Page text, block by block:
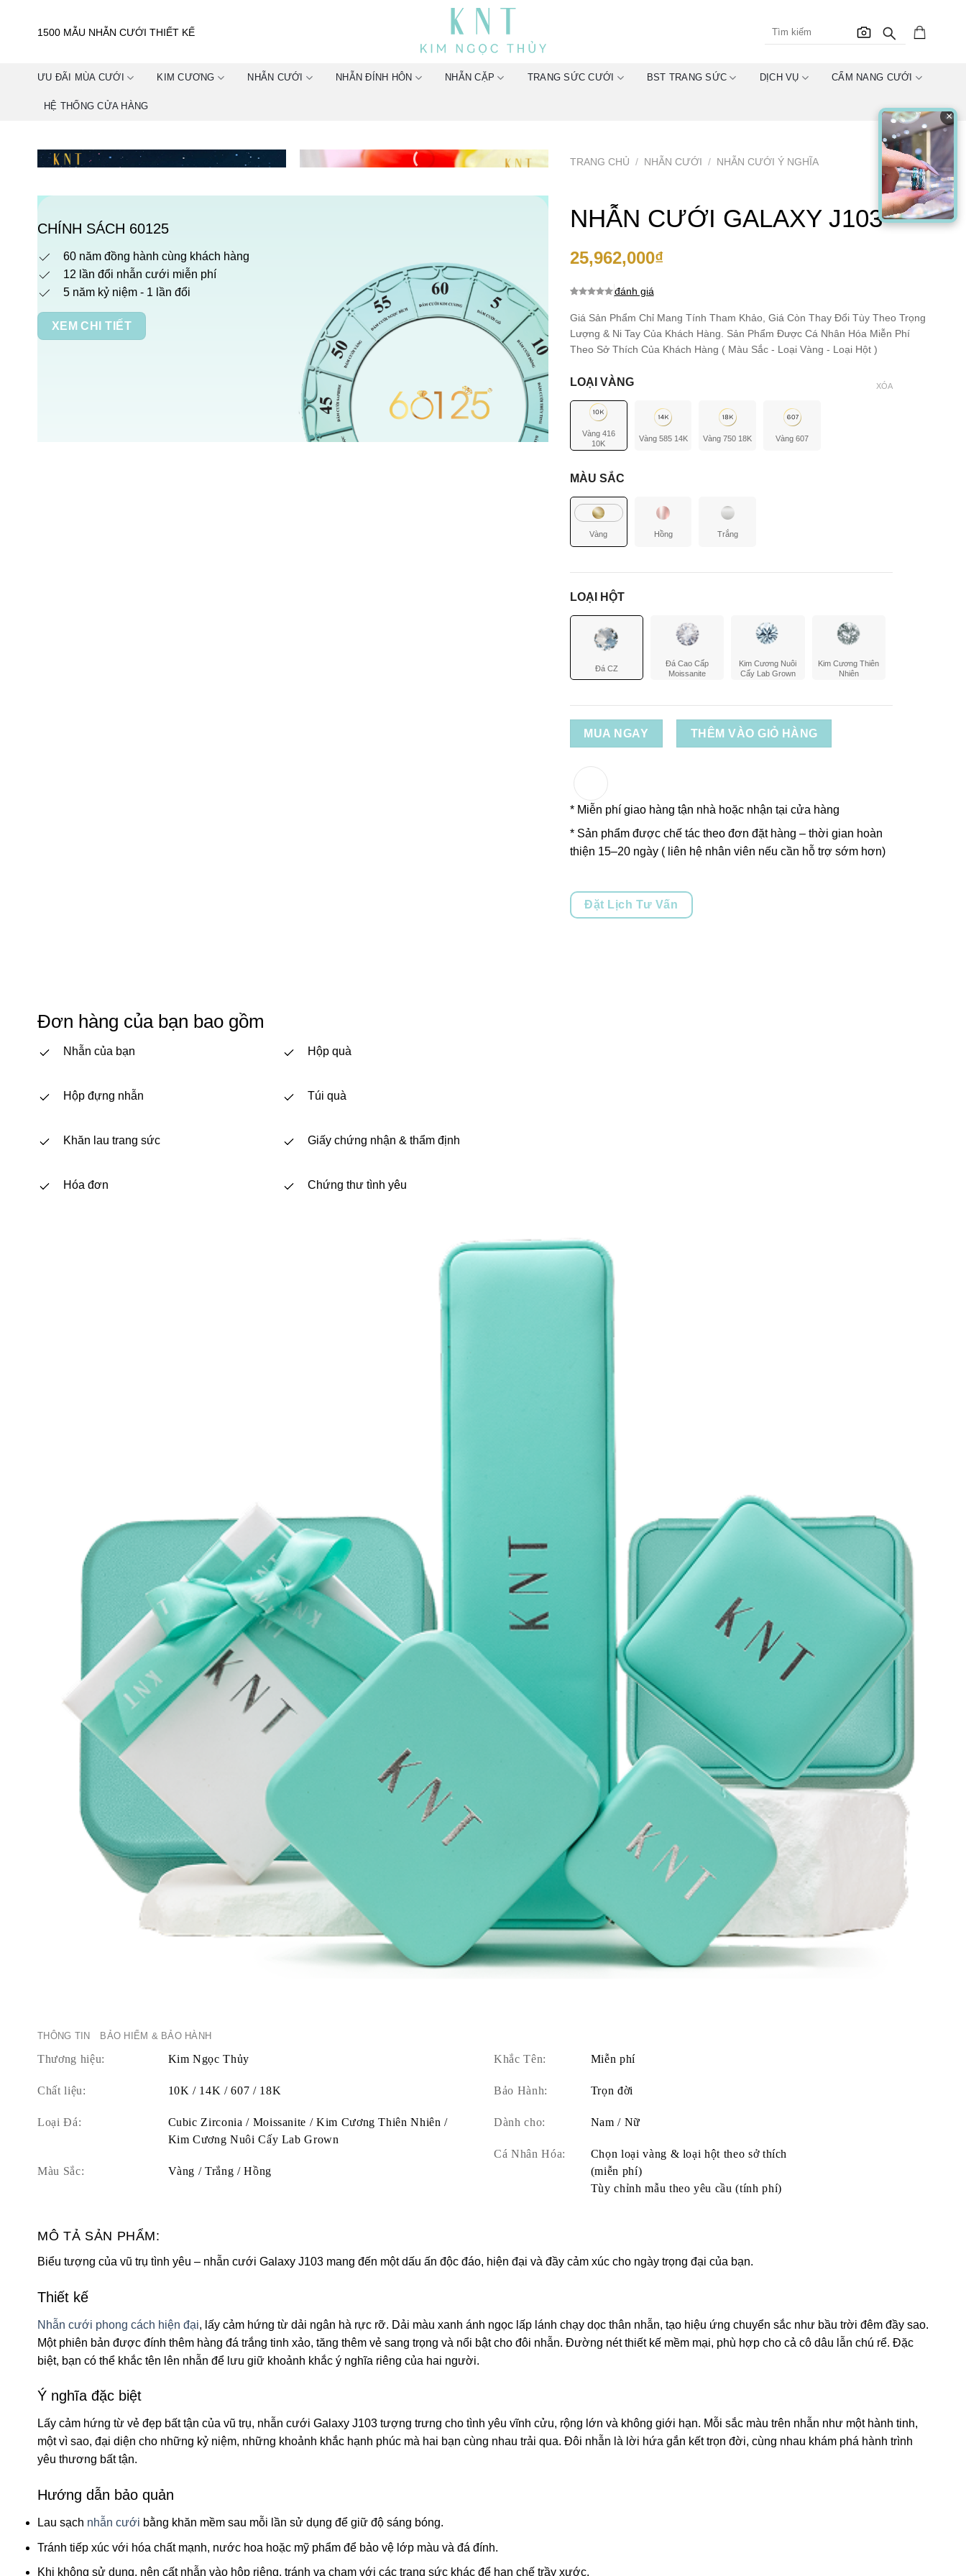
1500 MẪU NHẪN CƯỚI THIẾT KẾ
ƯU ĐÃI MÙA CƯỚI KIM CƯƠNG NHẪN CƯỚI NHẪN ĐÍNH HÔN NHẪN CẶP TRANG SỨC CƯỚI BST TRANG SỨC DỊCH VỤ CẨM NANG CƯỚI
HỆ THỐNG CỬA HÀNG
CHÍNH SÁCH 60125
60 năm đồng hành cùng khách hàng
12 lần đổi nhẫn cưới miễn phí
5 năm kỷ niệm - 1 lần đổi
XEM CHI TIẾT
TRANG CHỦ / NHẪN CƯỚI / NHẪN CƯỚI Ý NGHĨA
NHẪN CƯỚI GALAXY J103
25,962,000₫
dựa trên
đánh giá
đánh giá
Giá Sản Phẩm Chỉ Mang Tính Tham Khảo, Giá Còn Thay Đổi Tùy Theo Trọng
Lượng & Ni Tay Của Khách Hàng. Sản Phẩm Được Cá Nhân Hóa Miễn Phí
Theo Sở Thích Của Khách Hàng ( Màu Sắc - Loại Vàng - Loại Hột )
LOẠI VÀNG
Vàng 416
10K
Vàng 585 14K Vàng 750 18K Vàng 607
MÀU SẮC
Vàng Hồng Trắng
LOẠI HỘT
Đá CZ
Đá Cao Cấp
Moissanite
Kim Cương Nuôi
Cấy Lab Grown
Kim Cương Thiên
Nhiên
XÓA
MUA NGAY THÊM VÀO GIỎ HÀNG
* Miễn phí giao hàng tận nhà hoặc nhận tại cửa hàng
* Sản phẩm được chế tác theo đơn đặt hàng – thời gian hoàn
thiện 15–20 ngày ( liên hệ nhân viên nếu cần hỗ trợ sớm hơn)
Đặt Lịch Tư Vấn
Đơn hàng của bạn bao gồm
Nhẫn của bạn
Hộp đựng nhẫn
Khăn lau trang sức
Hóa đơn
Hộp quà
Túi quà
Giấy chứng nhận & thẩm định
Chứng thư tình yêu
THÔNG TIN BẢO HIỂM & BẢO HÀNH
Thương hiệu: Kim Ngọc Thủy
Chất liệu: 10K / 14K / 607 / 18K
Loại Đá:
Cubic Zirconia / Moissanite / Kim Cương Thiên Nhiên /
Kim Cương Nuôi Cấy Lab Grown
Màu Sắc: Vàng / Trắng / Hồng
Khắc Tên: Miễn phí
Bảo Hành: Trọn đời
Dành cho: Nam / Nữ
Cá Nhân Hóa:
Chọn loại vàng & loại hột theo sở thích
(miễn phí)
Tùy chỉnh mẫu theo yêu cầu (tính phí)
MÔ TẢ SẢN PHẨM:
Biểu tượng của vũ trụ tình yêu – nhẫn cưới Galaxy J103 mang đến một dấu ấn độc đáo, hiện đại và đầy cảm xúc cho ngày trọng đại của bạn.
Thiết kế
Nhẫn cưới phong cách hiện đại, lấy cảm hứng từ dải ngân hà rực rỡ. Dải màu xanh ánh ngọc lấp lánh chạy dọc thân nhẫn, tạo hiệu ứng chuyển sắc như bầu trời đêm đầy sao.
Một phiên bản được đính thêm hàng đá trắng tinh xảo, tăng thêm vẻ sang trọng và nổi bật cho đôi nhẫn. Đường nét thiết kế mềm mại, phù hợp cho cả cô dâu lẫn chú rể. Đặc
biệt, bạn có thể khắc tên lên nhẫn để lưu giữ khoảnh khắc ý nghĩa riêng của hai người.
Ý nghĩa đặc biệt
Lấy cảm hứng từ vẻ đẹp bất tận của vũ trụ, nhẫn cưới Galaxy J103 tượng trưng cho tình yêu vĩnh cửu, rộng lớn và không giới hạn. Mỗi sắc màu trên nhẫn như một hành tinh,
một vì sao, đại diện cho những kỷ niệm, những khoảnh khắc hạnh phúc mà hai bạn cùng nhau trải qua. Đôi nhẫn là lời hứa gắn kết trọn đời, cùng nhau khám phá hành trình
yêu thương bất tận.
Hướng dẫn bảo quản
Lau sạch nhẫn cưới bằng khăn mềm sau mỗi lần sử dụng để giữ độ sáng bóng.
Tránh tiếp xúc với hóa chất mạnh, nước hoa hoặc mỹ phẩm để bảo vệ lớp màu và đá đính.
Khi không sử dụng, nên cất nhẫn vào hộp riêng, tránh va chạm với các trang sức khác để hạn chế trầy xước.
×